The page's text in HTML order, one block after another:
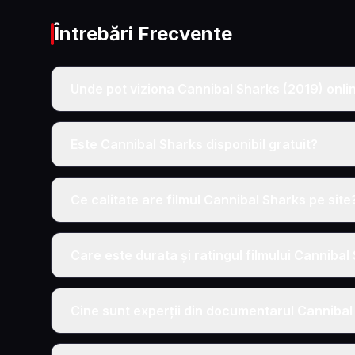
Întrebări Frecvente